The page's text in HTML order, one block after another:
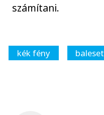
számítani.
kék fény baleset